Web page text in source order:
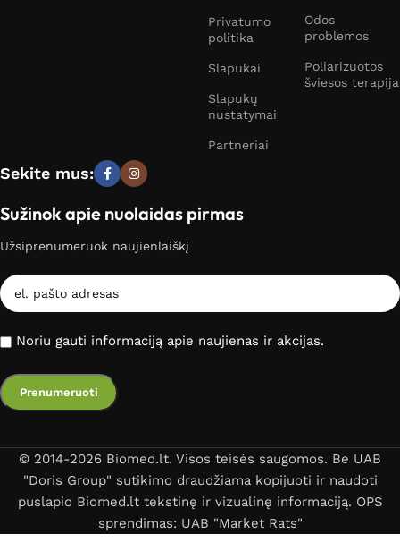
Privatumo
politika
Slapukai
Slapukų
nustatymai
Partneriai
Odos
problemos
Poliarizuotos
šviesos terapija
Sekite mus:
Sužinok apie nuolaidas pirmas
Užsiprenumeruok naujienlaiškį
Noriu gauti informaciją apie naujienas ir akcijas.
© 2014-2026 Biomed.lt. Visos teisės saugomos. Be UAB
"Doris Group" sutikimo draudžiama kopijuoti ir naudoti
puslapio Biomed.lt tekstinę ir vizualinę informaciją. OPS
sprendimas: UAB "Market Rats"